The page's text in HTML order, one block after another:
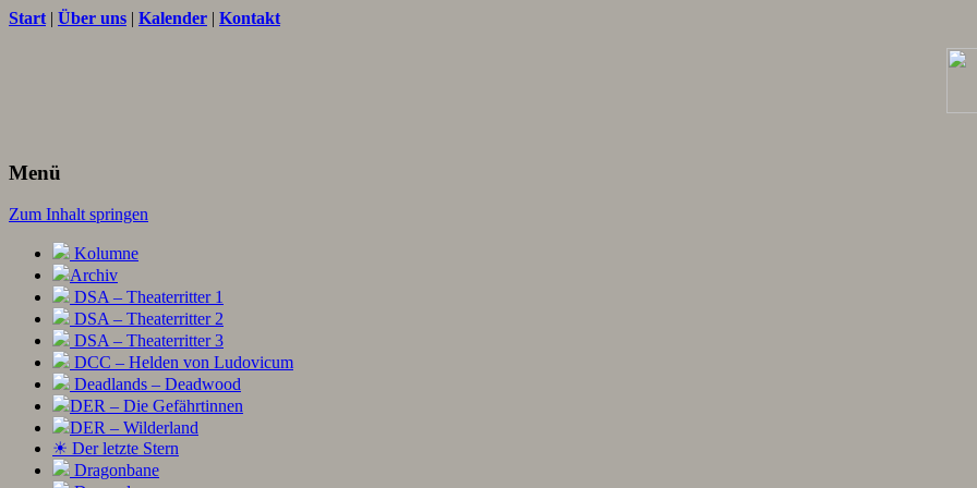
Start | Über uns | Kalender | Kontakt
Menü
Zum Inhalt springen
Kolumne
Archiv
DSA – Theaterritter 1
DSA – Theaterritter 2
DSA – Theaterritter 3
DCC – Helden von Ludovicum
Deadlands – Deadwood
DER – Die Gefährtinnen
DER – Wilderland
☀ Der letzte Stern
Dragonbane